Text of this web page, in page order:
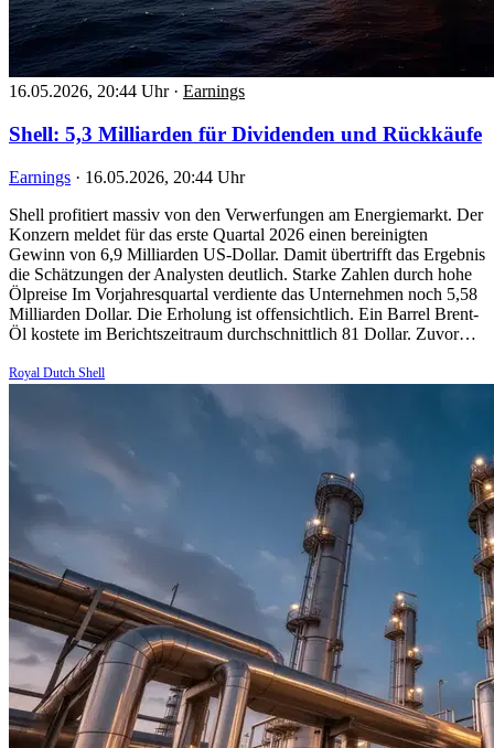
16.05.2026, 20:44 Uhr · Earnings
Shell: 5,3 Milliarden für Dividenden und Rückkäufe
Earnings · 16.05.2026, 20:44 Uhr
Shell profitiert massiv von den Verwerfungen am Energiemarkt. Der
Konzern meldet für das erste Quartal 2026 einen bereinigten
Gewinn von 6,9 Milliarden US-Dollar. Damit übertrifft das Ergebnis
die Schätzungen der Analysten deutlich. Starke Zahlen durch hohe
Ölpreise Im Vorjahresquartal verdiente das Unternehmen noch 5,58
Milliarden Dollar. Die Erholung ist offensichtlich. Ein Barrel Brent-
Öl kostete im Berichtszeitraum durchschnittlich 81 Dollar. Zuvor…
Royal Dutch Shell